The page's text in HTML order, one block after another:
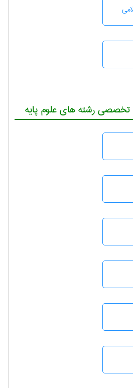
رشته های علوم پایه